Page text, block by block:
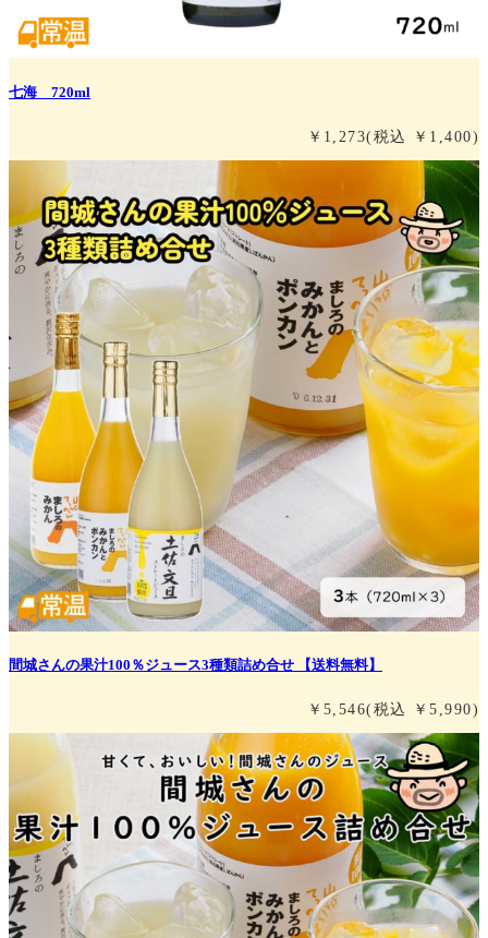
七海 720ml
￥1,273(税込 ￥1,400)
間城さんの果汁100％ジュース3種類詰め合せ 【送料無料】
￥5,546(税込 ￥5,990)